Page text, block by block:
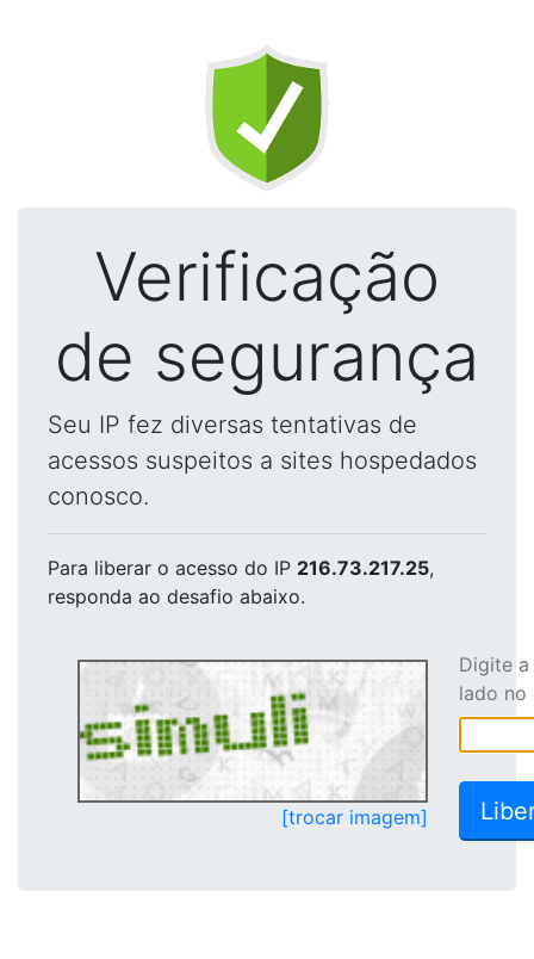
Verificação
de segurança
Seu IP fez diversas tentativas de
acessos suspeitos a sites hospedados
conosco.
Para liberar o acesso do IP 216.73.217.25,
responda ao desafio abaixo.
[trocar imagem]
Digite
lado no